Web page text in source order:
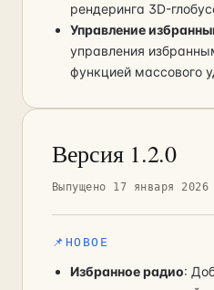
рендеринга 3D-
Управление
управления
функцией массового
Версия 1.2.0
Выпущено 17 января
📌 НОВОЕ
Избранное радио: